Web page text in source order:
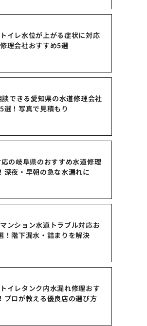
イレ水位が上がる症状に対応
理会社おすすめ5選
できる愛知県の水道修理会社
選！写真で見積もり
の岐阜県のおすすめ水道修理
深夜・早朝の急な水漏れに
ンション水道トラブル対応お
！階下漏水・詰まりを解決
イレタンク内水漏れ修理おす
プロが教える優良店の選び方